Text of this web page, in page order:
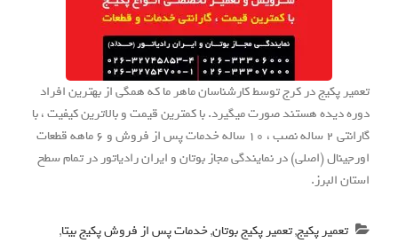
تعمیر پکیج در کرج توسط کارشناسان ماهر ما که همگی از بهترین افراد
دوره دیده هستند صورت میگیرد. با کمترین قیمت و بالاترین کیفیت ، با
گارانتی 2 ساله نصب ، 10 ساله خدمات پس از فروش و 6 ماهه قطعات
اورجینال (اصلی) در نمایندگی مجاز بوتان و ایران رادیاتور در تمام سطح
استان البرز.
تعمیر پکیج,تعمیر پکیج بوتان,خدمات پس از فروش پکیج بیتا,